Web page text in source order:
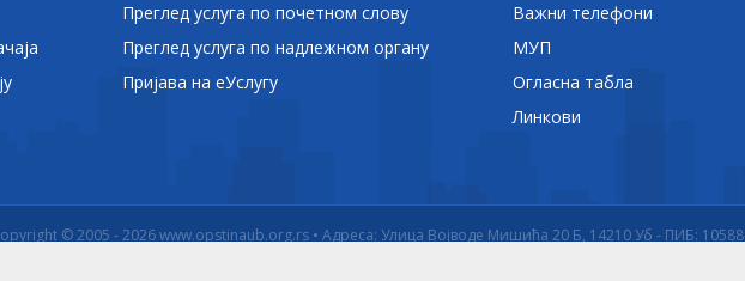
Преглед услуга по почетном слову
Преглед услуга по надлежном органу
Пријава на еУслугу
Важни телефони
МУП
Огласна табла
Линкови
© 2005 - 2026 www.opstinaub.org.rs • Адреса: Улица Војводе Мишића 20 Б, 14210 Уб - ПИБ: